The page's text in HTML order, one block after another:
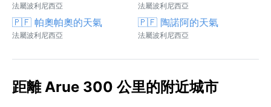
法屬波利尼西亞 法屬波利尼西亞
🇵🇫 帕奧帕奧的天氣
法屬波利尼西亞
🇵🇫 陶諾阿的天氣
法屬波利尼西亞
距離 Arue 300 公里的附近城市